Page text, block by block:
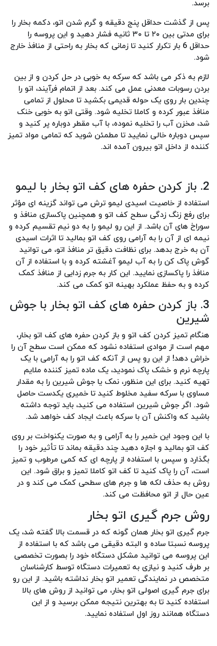
برسد.
پس از گذشت حداقل پنج دقیقه و گرم شدن اتو، دکمه بخار را
برای مدتی بین ۲۰ تا ۳۰ ثانیه فشار دهید و این پروسه را
حداقل 6 بار تکرار کنید تا زمانی که بخار به راحتی از منافذ خارج
شود.
لازم به ذکر می باشد که سرکه به خوبی در حل کردن و از بین
بردن رسوبات معدنی عمل می کند. بعد از اتمام فرآیند، اتو را
چندین بار روی یک حوله قدیمی بکشید تا محلول از تمامی
منافذ عبور کرده و کاملا تخلیه شود. وقتی اتو به خوبی خنک
شد، مخزن آب را تخلیه نموده، با آب مقطر دوباره پر کنید و
سپس دوباره خالی نمایید تا مطمئن شوید که تمامی مواد تمیز
کننده از داخل اتو بیرون آمده اند.
2. باز کردن حفره های کف اتو بخار با لیمو
استفاده از خاصیت اسیدی لیمو ترش می تواند گزینه ای مؤثر
برای رفع زنگ زدگی سطح کف اتو و همچنین پاکسازی منافذ و
سوراخ های آن باشد. از این رو لیمو را به دو نیم تقسیم کرده و
نیمه ای از آن را به آرامی روی کف اتو بمالید تا اثرات اسیدی
آن به خرج بدهد. برای نظافت دقیق تر منافذ اتو، می توانید
گوش پاک کن را به آب لیمو آغشته کرده و با استفاده از آن
منافذ را پاکسازی نمایید. این کار به جرم زدایی از منافذ کمک
کرده و به حفظ عملکرد بهینه اتو کمک می کند.
3. باز کردن حفره های کف اتو بخار با جوش
شیرین
هنگام تمیز کردن کف اتو و باز کردن حفره های کف اتو بخار،
مهم است از موادی استفاده نشود که ممکن است سطح آن را
خراش دهد! از این رو پس از آنکه کف اتو را به آرامی با یک
پارچه نرم و خشک پاک نمودید، یک ماده تمیز کننده ملایم
تهیه کنید. برای این منظور، نمک یا جوش شیرین را به مقدار
مساوی با سرکه سفید مخلوط کنید تا خمیری یکدست حاصل
شود. اگر جوش شیرین استفاده می کنید، باید توجه داشته
باشید که واکنش آن با سرکه باعث ایجاد کف خواهد شد.
با این وجود این خمیر را به آرامی و به صورت یکنواخت بر روی
کف اتو بمالید و اجازه دهید چند دقیقه بماند تا تأثیر خود را
بگذارد و سپس با استفاده از پارچه ای که کمی مرطوب و تمیز
است، آن را پاک کنید تا کف اتو کاملا تمیز و براق شود. این
روش به حذف لکه ها و جرم های سطحی کمک می کند و در
عین حال از اتو محافظت می کند.
روش جرم گیری اتو بخار
جرم گیری اتو بخار همان گونه که در قسمت بالا گفته شد، یک
پروسه نسبتا ساده و البته دقیقی می باشد که با استفاده از
این پروسه می توانید مشکل دستگاه خود را بصورت تخصصی
بر طرف کنید و نیازی به تعمیرات دستگاه توسط کارشناسان
متخصص در نمایندگی تعمیر اتو بخار نداشته باشید. از این رو
برای جرم گیری اصولی اتو بخار، می توانید از روش های بالا
استفاده کنید تا به بهترین نتیجه ممکن برسید و از این
دستگاه همانند روز اول استفاده نمایید.